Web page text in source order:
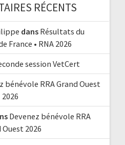
RÉCENTS
dans Résultats du
France • RNA 2026
session VetCert
bénévole RRA Grand Ouest
2026
Devenez bénévole RRA
Ouest 2026